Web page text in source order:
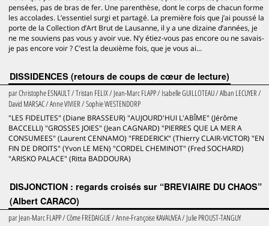
pensées, pas de bras de fer. Une parenthèse, dont le corps de chacun forme
les accolades. L’essentiel surgi et partagé. La première fois que j’ai poussé la
porte de la Collection d’Art Brut de Lausanne, il y a une dizaine d’années, je
ne me souviens pas vous y avoir vue. N’y étiez-vous pas encore ou ne savais-
je pas encore voir ? C’est la deuxième fois, que je vous ai...
DISSIDENCES (retours de coups de cœur de lecture)
parChristophe ESNAULT / Tristan FELIX / Jean-Marc FLAPP / Isabelle GUILLOTEAU / Alban LECUYER /
David MARSAC / Anne VIVIER / Sophie WESTENDORP
"LES FIDELITES" (Diane BRASSEUR) "AUJOURD'HUI L'ABÎME" (Jérôme
BACCELLI) "GROSSES JOIES" (Jean CAGNARD) "PIERRES QUE LA MER A
CONSUMEES" (Laurent CENNAMO) "FREDERICK" (Thierry CLAIR-VICTOR) "EN
FIN DE DROITS" (Yvon LE MEN) "CORDEL CHEMINOT" (Fred SOCHARD)
"ARISKO PALACE" (Ritta BADDOURA)
DISJONCTION : regards croisés sur “BREVIAIRE DU CHAOS”
(Albert CARACO)
parJean-Marc FLAPP / Côme FREDAIGUE / Anne-Françoise KAVAUVEA / Julie PROUST-TANGUY